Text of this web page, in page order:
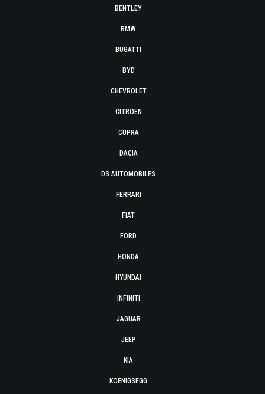
BENTLEY
BMW
BUGATTI
BYD
CHEVROLET
CITROËN
CUPRA
DACIA
DS AUTOMOBILES
FERRARI
FIAT
FORD
HONDA
HYUNDAI
INFINITI
JAGUAR
JEEP
KIA
KOENIGSEGG